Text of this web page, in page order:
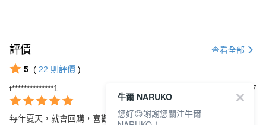
評價 查看全部
5 ( 22 則評價 )
t**************1
2026/06/17
每年夏天，就會回購，喜歡它淡淡很自然的清心氣味，及剛剛好的
牛爾 NARUKO
您好😊謝謝您關注牛爾